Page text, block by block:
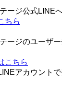
ージ公式LINE
ちら
ージのユーザ
こちら
アカウントで